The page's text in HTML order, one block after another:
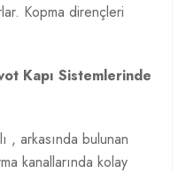
Kopma dirençleri
Kapı Sistemlerinde
, arkasında bulunan
kanallarında kolay